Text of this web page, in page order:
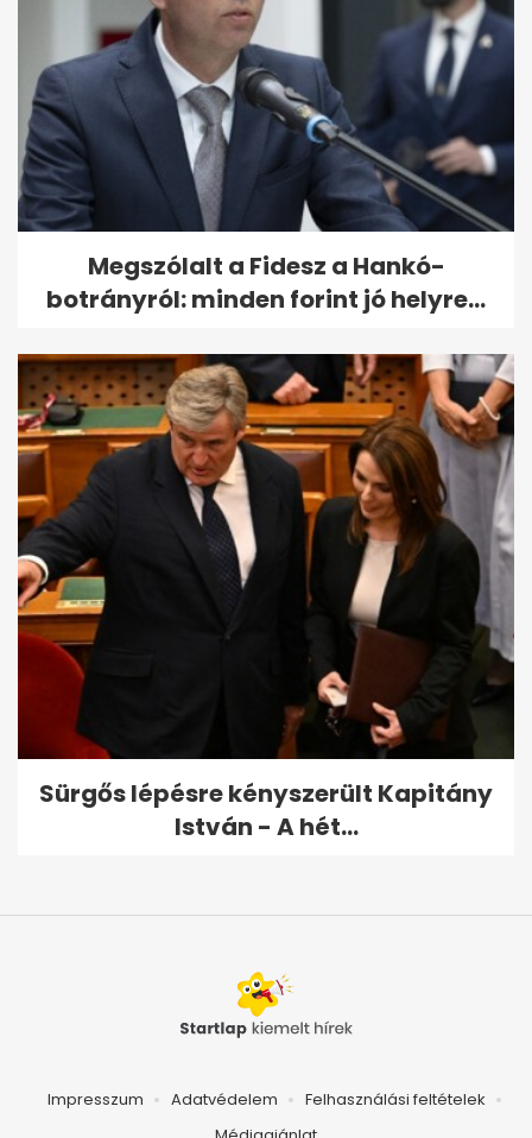
Megszólalt a Fidesz a Hankó-
botrányról: minden forint jó helyre...
Sürgős lépésre kényszerült Kapitány
István - A hét...
Impresszum Adatvédelem
Felhasználási feltételek